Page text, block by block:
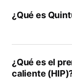
¿Qué es
¿Qué es el
caliente